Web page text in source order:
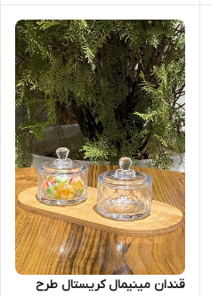
قندان مینیمال کریستال طرح